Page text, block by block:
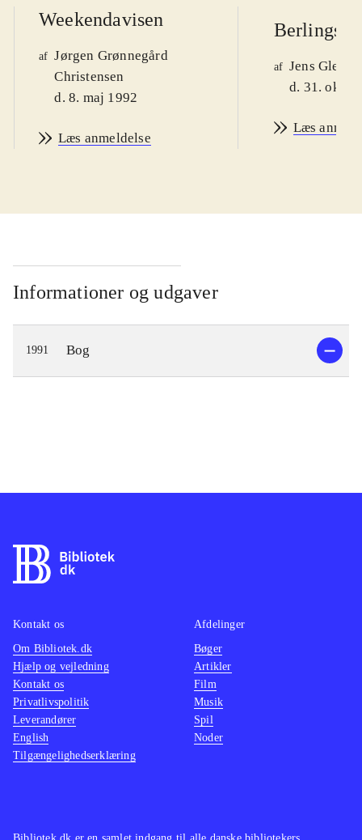
Weekendavisen
af Jørgen Grønnegård
Christensen
d. 8. maj 1992
Læs anmeldelse
af Jens
d. 31. okt.
Læs
Informationer og udgaver
1991 Bog
Kontakt os
Om Bibliotek.dk
Hjælp og vejledning
Kontakt os
Privatlivspolitik
Leverandører
English
Tilgængelighedserklæring
Afdelinger
Bøger
Artikler
Film
Musik
Spil
Noder